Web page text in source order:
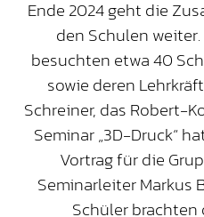
Ende 2024 geht die
den Schulen
besuchten etwa 40
sowie deren
Schreiner, das Robert-
Seminar „3D-Druck“
Vortrag für die
Seminarleiter Markus
Schüler